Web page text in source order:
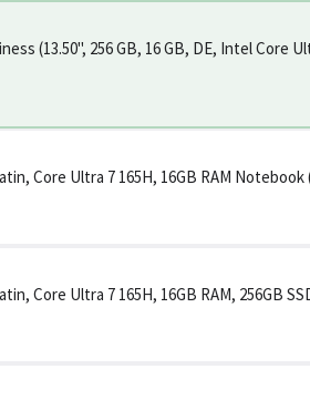
(13.50", 256 GB, 16 GB, DE, Intel Core
Core Ultra 7 165H, 16GB RAM
SSD, Lichtsensor, Doc
Core Ultra 7 165H, 16GB RAM, 256GB